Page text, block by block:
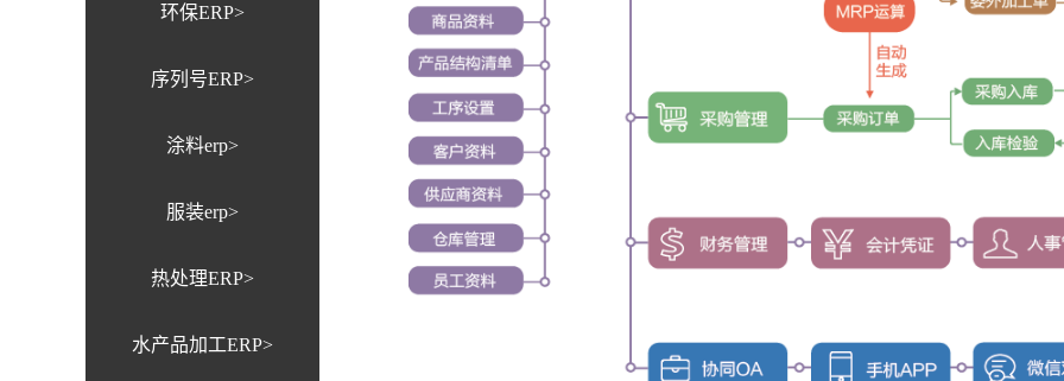
环保ERP>
序列号ERP>
涂料erp>
服装erp>
热处理ERP>
水产品加工ERP>